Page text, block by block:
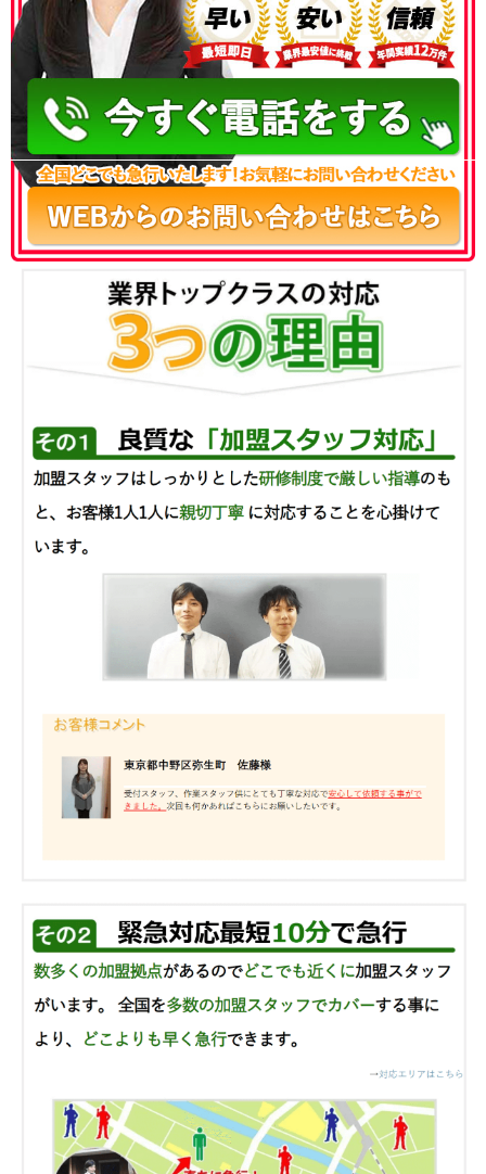
050-3186-4780